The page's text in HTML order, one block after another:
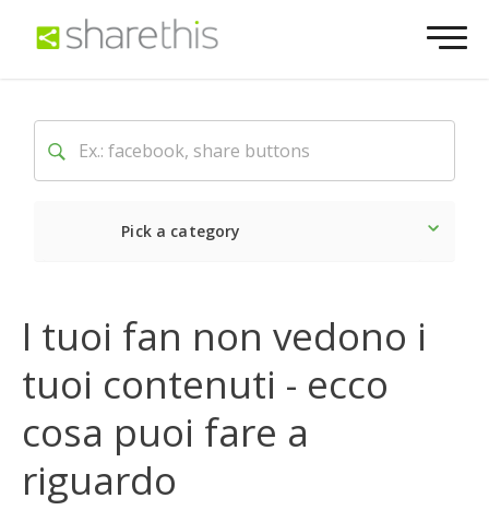
Pick a category
I tuoi fan non vedono i
tuoi contenuti - ecco
cosa puoi fare a
riguardo